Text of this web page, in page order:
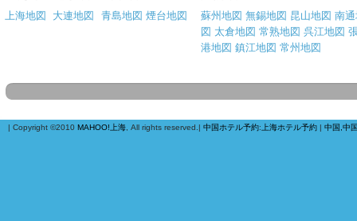
上海地図 大連地図 青島地図 煙台地図 蘇州地図 無錫地図 昆山地図 南
図 太倉地図 常熟地図 呉江地図
港地図 鎮江地図 常州地図
| Copyright ©2010 MAHOO!上海 , All rights reserved.| 中国ホテル予約: 上海ホテル予約 | 中国,中